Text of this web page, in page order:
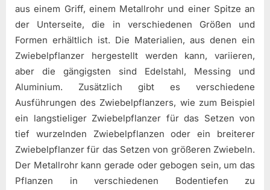
aus einem Griff, einem Metallrohr und einer Spitze an
der Unterseite, die in verschiedenen Größen und
Formen erhältlich ist. Die Materialien, aus denen ein
Zwiebelpflanzer hergestellt werden kann, variieren,
aber die gängigsten sind Edelstahl, Messing und
Aluminium. Zusätzlich gibt es verschiedene
Ausführungen des Zwiebelpflanzers, wie zum Beispiel
ein langstieliger Zwiebelpflanzer für das Setzen von
tief wurzelnden Zwiebelpflanzen oder ein breiterer
Zwiebelpflanzer für das Setzen von größeren Zwiebeln.
Der Metallrohr kann gerade oder gebogen sein, um das
Pflanzen in verschiedenen Bodentiefen zu